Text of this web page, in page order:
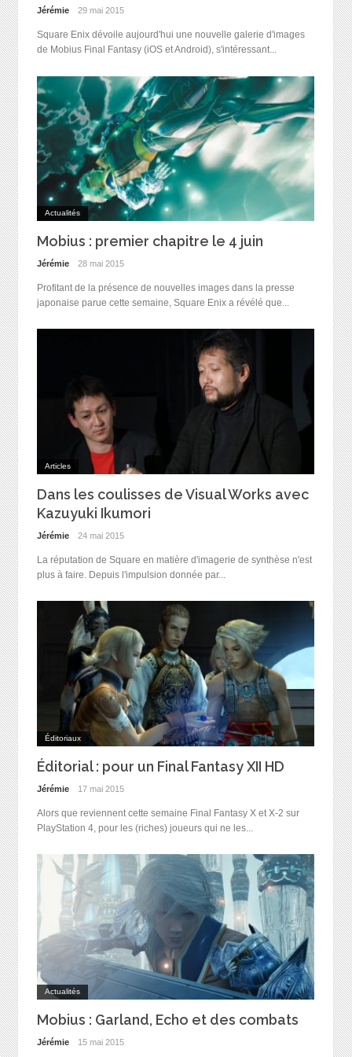
Jérémie 29 mai 2015
Square Enix dévoile aujourd'hui une nouvelle galerie d'images
de Mobius Final Fantasy (iOS et Android), s'intéressant...
Actualités
Mobius : premier chapitre le 4 juin
Jérémie 28 mai 2015
Profitant de la présence de nouvelles images dans la presse
japonaise parue cette semaine, Square Enix a révélé que...
Articles
Dans les coulisses de Visual Works avec
Kazuyuki Ikumori
Jérémie 24 mai 2015
La réputation de Square en matière d'imagerie de synthèse n'est
plus à faire. Depuis l'impulsion donnée par...
Éditoriaux
Éditorial : pour un Final Fantasy XII HD
Jérémie 17 mai 2015
Alors que reviennent cette semaine Final Fantasy X et X-2 sur
PlayStation 4, pour les (riches) joueurs qui ne les...
Actualités
Mobius : Garland, Echo et des combats
Jérémie 15 mai 2015